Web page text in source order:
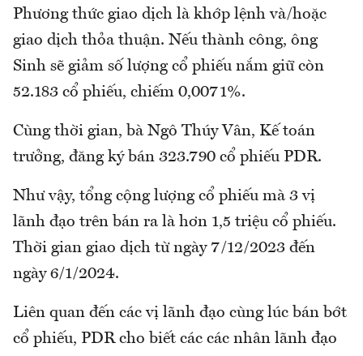
Phương thức giao dịch là khớp lệnh và/hoặc
giao dịch thỏa thuận. Nếu thành công, ông
Sinh sẽ giảm số lượng cổ phiếu nắm giữ còn
52.183 cổ phiếu, chiếm 0,0071%.
Cùng thời gian, bà Ngô Thúy Vân, Kế toán
trưởng, đăng ký bán 323.790 cổ phiếu PDR.
Như vậy, tổng cộng lượng cổ phiếu mà 3 vị
lãnh đạo trên bán ra là hơn 1,5 triệu cổ phiếu.
Thời gian giao dịch từ ngày 7/12/2023 đến
ngày 6/1/2024.
Liên quan đến các vị lãnh đạo cùng lúc bán bớt
cổ phiếu, PDR cho biết các các nhân lãnh đạo